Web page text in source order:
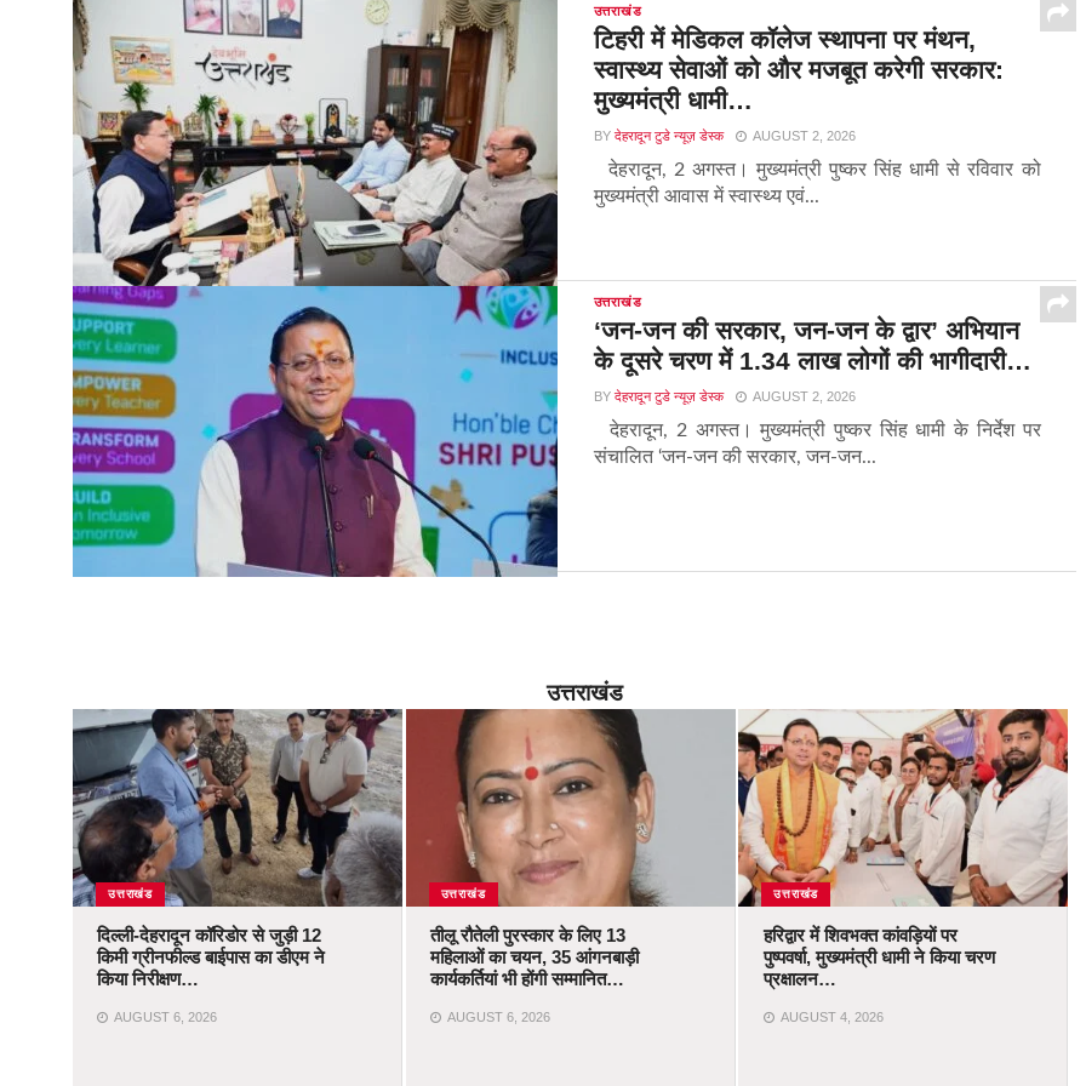
उत्तराखंड
टिहरी में मेडिकल कॉलेज स्थापना पर मंथन,
स्वास्थ्य सेवाओं को और मजबूत करेगी सरकार:
मुख्यमंत्री धामी…
BY देहरादून टुडे न्यूज़ डेस्क AUGUST 2, 2026
देहरादून, 2 अगस्त। मुख्यमंत्री पुष्कर सिंह धामी से रविवार को
मुख्यमंत्री आवास में स्वास्थ्य एवं...
उत्तराखंड
‘जन-जन की सरकार, जन-जन के द्वार’ अभियान
के दूसरे चरण में 1.34 लाख लोगों की भागीदारी…
BY देहरादून टुडे न्यूज़ डेस्क AUGUST 2, 2026
देहरादून, 2 अगस्त। मुख्यमंत्री पुष्कर सिंह धामी के निर्देश पर
संचालित ‘जन-जन की सरकार, जन-जन...
उत्तराखंड
उत्तराखंड
दिल्ली-देहरादून कॉरिडोर से जुड़ी 12
किमी ग्रीनफील्ड बाईपास का डीएम ने
किया निरीक्षण…
AUGUST 6, 2026
उत्तराखंड
तीलू रौतेली पुरस्कार के लिए 13
महिलाओं का चयन, 35 आंगनबाड़ी
कार्यकर्तियां भी होंगी सम्मानित…
AUGUST 6, 2026
उत्तराखंड
हरिद्वार में शिवभक्त कांवड़ियों पर
पुष्पवर्षा, मुख्यमंत्री धामी ने किया चरण
प्रक्षालन…
AUGUST 4, 2026